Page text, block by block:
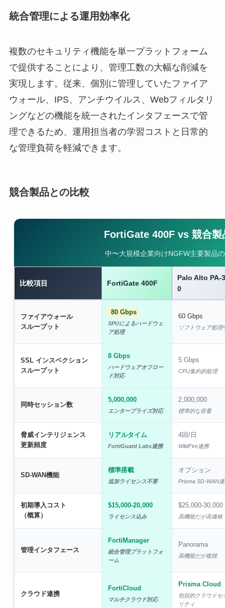
統合管理による運用効率化
複数のセキュリティ機能を単一プラットフォーム
で提供することにより、管理工数の大幅な削減を
実現します。従来、個別に管理していたファイア
ウォール、IPS、アンチウイルス、Webフィルタリ
ングなどの機能を統一されたインタフェースで管
理できるため、運用担当者の学習コストと日常的
な管理負荷を軽減できます。
競合製品との比較
FortiGate 400F vs 競合製
中〜大規模企業向けNGFW主要製品
比較項目 FortiGate 400F
Palo Alto PA-
0
ファイアウォール
スループット
80 Gbps
SPUによるハードウェ
ア処理
60 Gbps
ソフトウェア処理
SSL インスペクション
スループット
8 Gbps
ハードウェアオフロー
ド対応
5 Gbps
CPU集約的処理
同時セッション数
5,000,000
エンタープライズ対応
2,000,000
標準的な容量
脅威インテリジェンス
更新頻度
リアルタイム
FortiGuard Labs連携
4回/日
WildFire連携
SD-WAN機能
標準搭載
追加ライセンス不要
オプション
Prisma SD-WAN
初期導入コスト
（概算）
$15,000-20,000
ライセンス込み
$25,000-30,000
高機能だが高価格
管理インタフェース
FortiManager
統合管理プラットフォ
ーム
Panorama
高機能だが複雑
クラウド連携
FortiCloud
マルチクラウド対応
Prisma Cloud
包括的クラウドセ
リティ